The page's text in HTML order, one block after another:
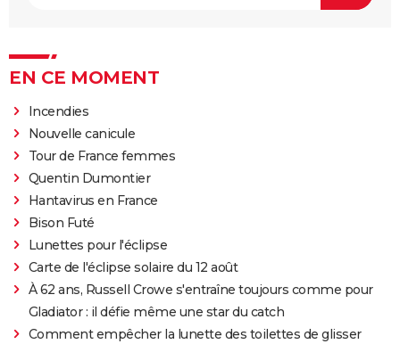
EN CE MOMENT
Incendies
Nouvelle canicule
Tour de France femmes
Quentin Dumontier
Hantavirus en France
Bison Futé
Lunettes pour l'éclipse
Carte de l'éclipse solaire du 12 août
À 62 ans, Russell Crowe s'entraîne toujours comme pour
Gladiator : il défie même une star du catch
Comment empêcher la lunette des toilettes de glisser